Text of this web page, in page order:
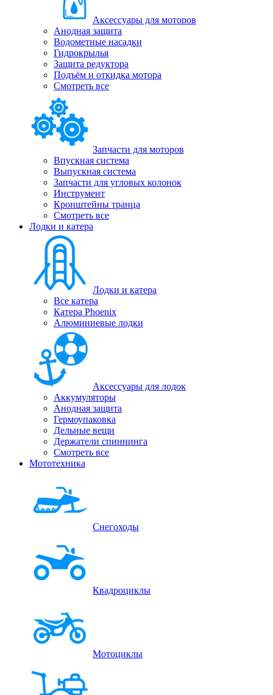
Аксессуары для моторов
Анодная защита
Водометные насадки
Гидрокрылья
Защита редуктора
Подъём и откидка мотора
Смотреть все
Запчасти для моторов
Впускная система
Выпускная система
Запчасти для угловых колонок
Инструмент
Кронштейны транца
Смотреть все
Лодки и катера
Лодки и катера
Все катера
Катера Phoenix
Алюминиевые лодки
Аксессуары для лодок
Аккумуляторы
Анодная защита
Гермоупаковка
Дельные вещи
Держатели спиннинга
Смотреть все
Мототехника
Снегоходы
Квадроциклы
Мотоциклы